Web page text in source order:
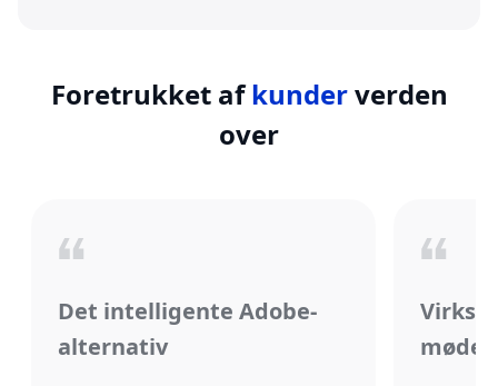
Foretrukket afkunderverden
over
Det intelligente Adobe-
alternativ